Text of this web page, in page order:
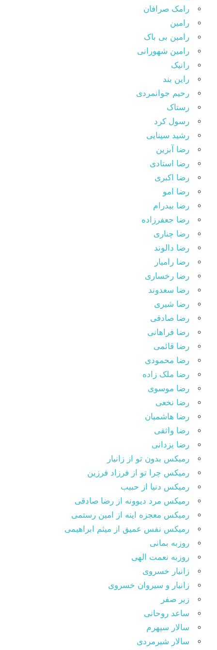
رامک صرافان
رامین
رامین بی باک
رامین شهورانی
رانیک
راین بند
رحیم جوانمردی
رستاک
رسول کرد
رشید سینایی
رضا آبزین
رضا استادی
رضا اکبری
رضا امو
رضا بیدرام
رضا جعفرزاده
رضا چناری
رضا دالوند
رضا رامیار
رضا رخساری
رضا سعدوند
رضا شیری
رضا صادقی
رضا فراهانی
رضا قائمی
رضا محمودی
رضا ملک زاده
رضا موسوی
رضا نخعی
رضا هاشمیان
رضا واثقی
رضا یزدانی
رمیکس بدون تو از زانیار
رمیکس چرا تو از فرزاد فرزین
رمیکس دنیا از حبیب
رمیکس مرد دیوونه از رضا صادقی
رمیکس معجزه اینه از امین رستمی
رمیکس نفس عمیق از میثم ابراهیمی
روزبه بمانی
روزبه نعمت الهی
زانیار خسروی
زانیار و سیروان خسروی
زیر صفر
ساعد روحانی
سالار سپهرم
سالار شیرمردی